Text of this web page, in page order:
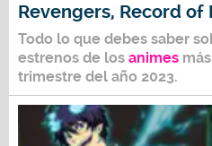
Revengers, Record of
Todo lo que debes saber
estrenos de los animes
trimestre del año 2023.